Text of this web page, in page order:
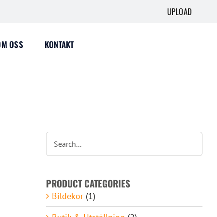
UPLOAD
OSS KONTAKT
PRODUCT CATEGORIES
Bildekor (1)